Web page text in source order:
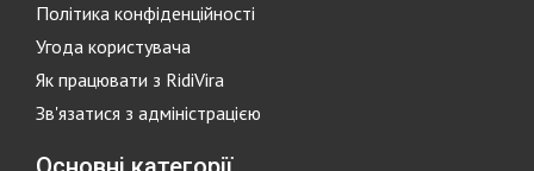
Політика конфіденційності
Угода користувача
Як працювати з RidiVira
Зв'язатися з адміністрацією